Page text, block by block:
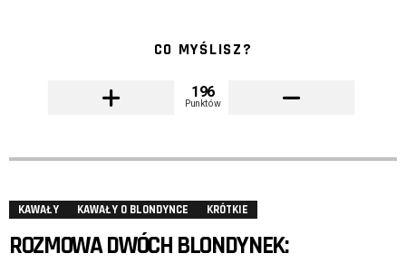
CO MYŚLISZ?
196
Punktów
KAWAŁY KAWAŁY O BLONDYNCE KRÓTKIE
ROZMOWA DWÓCH BLONDYNEK: